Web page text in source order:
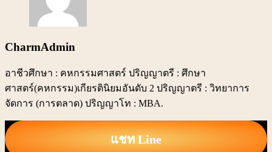
CharmAdmin
อาชีวศึกษา : คหกรรมศาสตร์ ปริญญาตรี : ศึกษา
ศาสตร์(คหกรรม)เกียรตินิยมอันดับ 2 ปริญญาตรี : วิทยาการ
จัดการ (การตลาด) ปริญญาโท : MBA.
แชท Line